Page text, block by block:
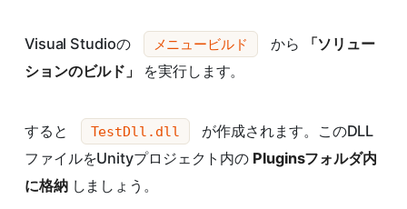
Visual Studioの メニュービルド から
「ソリュー
ションのビルド」
を実行します。
すると TestDll.dll
が作成されます。このDLL
ファイルをUnityプロジェクト内の Pluginsフォルダ内
に格納しましょう。